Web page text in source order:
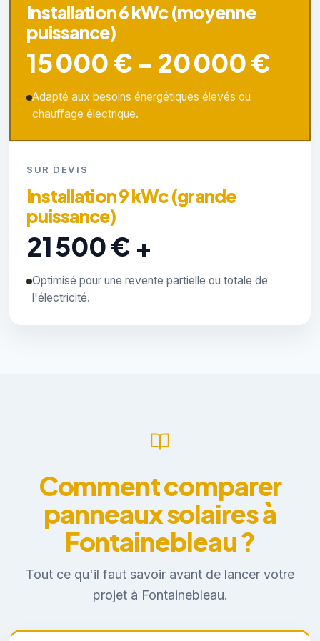
Installation 6 kWc (moyenne
puissance)
15 000 € - 20 000 €
Adapté aux besoins énergétiques élevés ou
chauffage électrique.
SUR DEVIS
Installation 9 kWc (grande
puissance)
21 500 € +
Optimisé pour une revente partielle ou totale de
l'électricité.
Comment comparer
panneaux solaires à
Fontainebleau ?
Tout ce qu'il faut savoir avant de lancer votre
projet à Fontainebleau.